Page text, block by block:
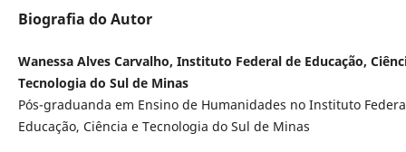
Biografia do Autor
Wanessa Alves Carvalho, Instituto Federal de Educação,
Tecnologia do Sul de Minas
Pós-graduanda em Ensino de Humanidades no Instituto
Educação, Ciência e Tecnologia do Sul de Minas